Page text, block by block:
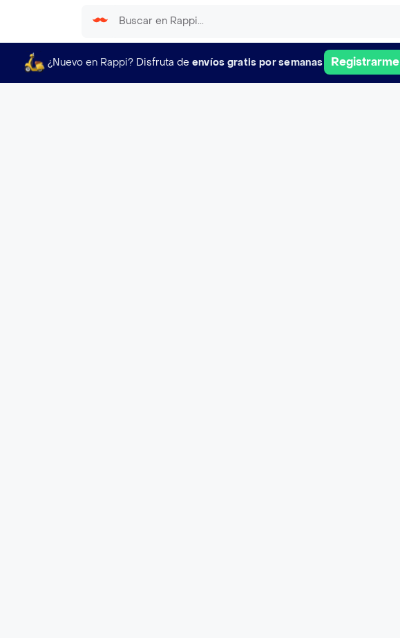
¿Nuevo en Rappi? Disfruta de envíos gratis por semanas Registrarme